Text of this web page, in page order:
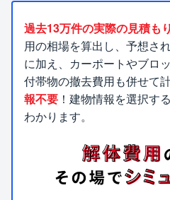
過去13万件の実際の見積も
用の相場を算出し、予想さ
に加え、カーポートやブロ
付帯物の撤去費用も併せて
報不要 ！建物情報を選択す
わかります。